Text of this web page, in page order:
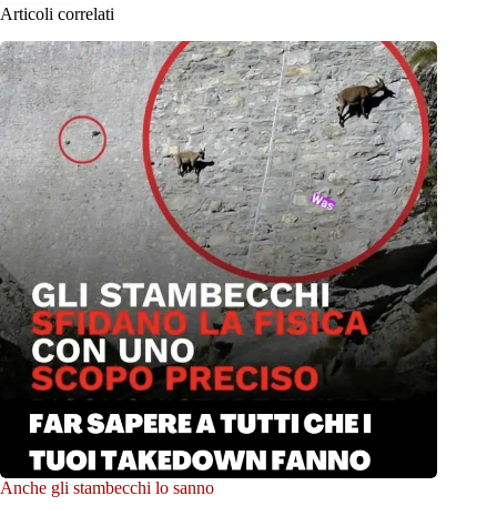
Articoli correlati
Anche gli stambecchi lo sanno